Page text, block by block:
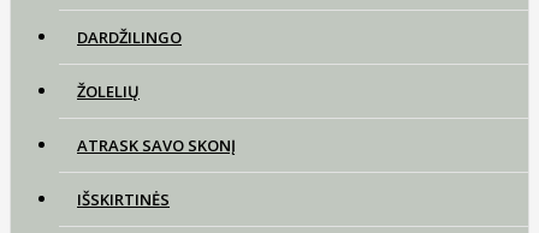
DARDŽILINGO
ŽOLELIŲ
ATRASK SAVO SKONĮ
IŠSKIRTINĖS